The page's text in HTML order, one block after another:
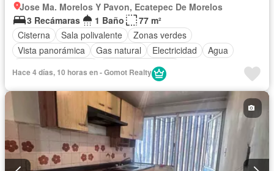
Jose Ma. Morelos Y Pavon, Ecatepec De Morelos
3 Recámaras
1 Baño
77 m²
Cisterna
Sala polivalente
Zonas verdes
Vista panorámica
Gas natural Electricidad
Agua
Cuarto de servicio
Permite mascotas
Permite niños
Hace 4 días, 10 horas en - Gomot Realty